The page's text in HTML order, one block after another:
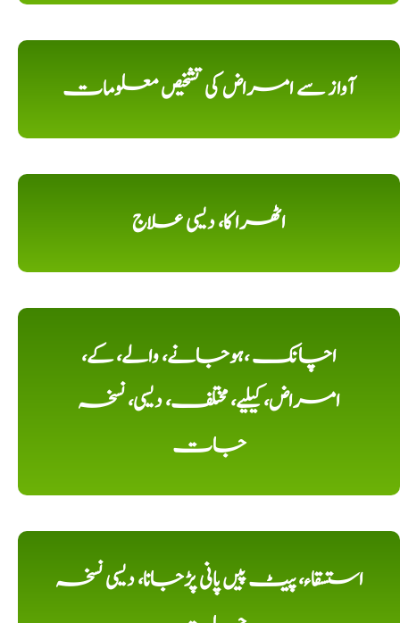
آواز سے امراض کی تشخیص معلومات
اٹھرا کا، دیسی علاج
اچانک ،ہوجانے، والے، کے،
امراض، کیلیے، مختلف، دیسی، نسخہ
جات
استسقاء، پیٹ پیں پانی پڑجانا، دیسی نسخہ